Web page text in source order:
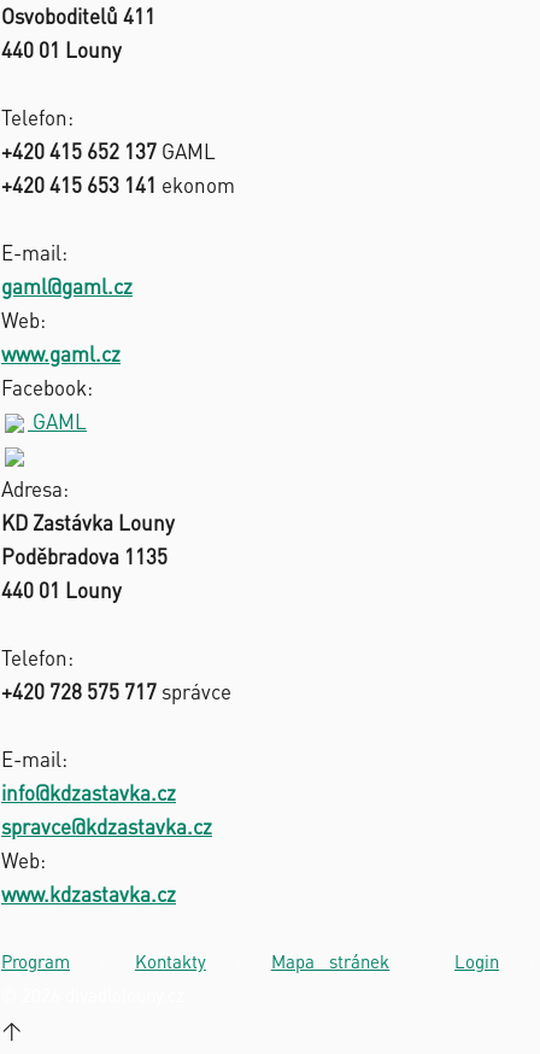
Osvoboditelů 411
440 01 Louny
Telefon:
+420 415 652 137 GAML
+420 415 653 141 ekonom
E-mail:
gaml@gaml.cz
Web:
www.gaml.cz
Facebook:
GAML
Adresa:
KD Zastávka Louny
Poděbradova 1135
440 01 Louny
Telefon:
+420 728 575 717 správce
E-mail:
info@kdzastavka.cz
spravce@kdzastavka.cz
Web:
www.kdzastavka.cz
Program Kontakty· Mapa stránek Login
↑